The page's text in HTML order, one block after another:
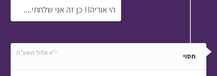
הי אוריה!! כן זה אני שלחתי....
חסוי י"ט אלול תשע"ח